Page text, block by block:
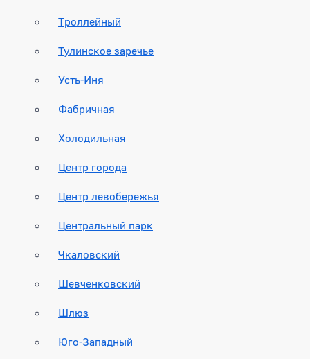
Троллейный
Тулинское заречье
Усть-Иня
Фабричная
Холодильная
Центр города
Центр левобережья
Центральный парк
Чкаловский
Шевченковский
Шлюз
Юго-Западный